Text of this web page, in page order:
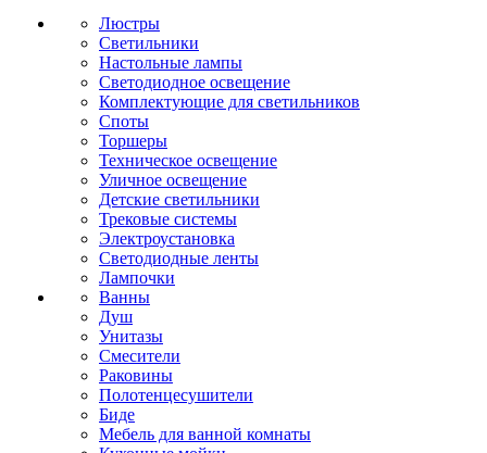
Люстры
Светильники
Настольные лампы
Светодиодное освещение
Комплектующие для светильников
Споты
Торшеры
Техническое освещение
Уличное освещение
Детские светильники
Трековые системы
Электроустановка
Светодиодные ленты
Лампочки
Ванны
Душ
Унитазы
Смесители
Раковины
Полотенцесушители
Биде
Мебель для ванной комнаты